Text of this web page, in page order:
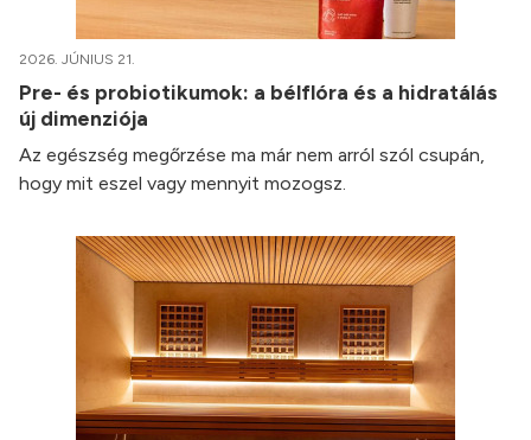
2026. JÚNIUS 21.
Pre- és probiotikumok: a bélflóra és a hidratálás
új dimenziója
Az egészség megőrzése ma már nem arról szól csupán,
hogy mit eszel vagy mennyit mozogsz.